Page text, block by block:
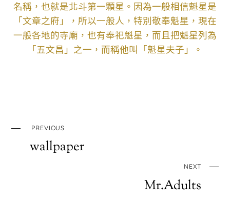
名稱，也就是北斗第一顆星。因為一般相信魁星是
「文章之府」，所以一般人，特別敬奉魁星，現在
一般各地的寺廟，也有奉祀魁星，而且把魁星列為
「五文昌」之一，而稱他叫「魁星夫子」。
PREVIOUS
wallpaper
NEXT
Mr.Adults